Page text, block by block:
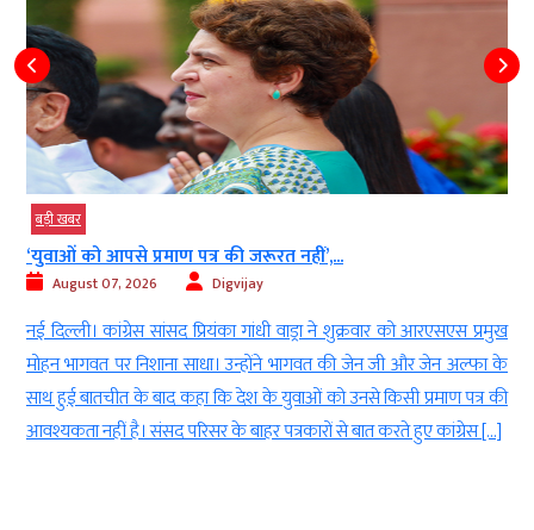
को आरएसएस प्रमुख
जी और जेन अल्फा के
प्रमाण पत्र की
करते हुए कांग्रेस […]
40 साल पुराने बोफोर्स घोटाले की फाइल बंद,...
August 07, 2026
नई दिल्ली। सुप्रीम कोर्ट ने हिंदुजा ब्रदर्स को बरी करने
2005 के फैसले के खिलाफ दायर अंतिम अपील को भी
इसके साथ ही भारत के सबसे चर्चित और लंबे समय तक चलने
मामलों में से एक बोफोर्स कांड का कानूनी अध्याय हमेशा के